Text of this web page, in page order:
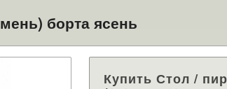
борта ясень
Купить Стол /